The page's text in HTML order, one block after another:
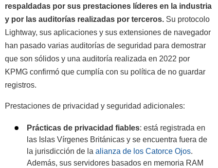
respaldadas por sus prestaciones líderes en la industria
y por las auditorías realizadas por terceros. Su protocolo
Lightway, sus aplicaciones y sus extensiones de navegador
han pasado varias auditorías de seguridad para demostrar
que son sólidos y una auditoría realizada en 2022 por
KPMG confirmó que cumplía con su política de no guardar
registros.
Prestaciones de privacidad y seguridad adicionales:
Prácticas de privacidad fiables: está registrada en
las Islas Vírgenes Británicas y se encuentra fuera de
la jurisdicción de la alianza de los Catorce Ojos.
Además, sus servidores basados en memoria RAM